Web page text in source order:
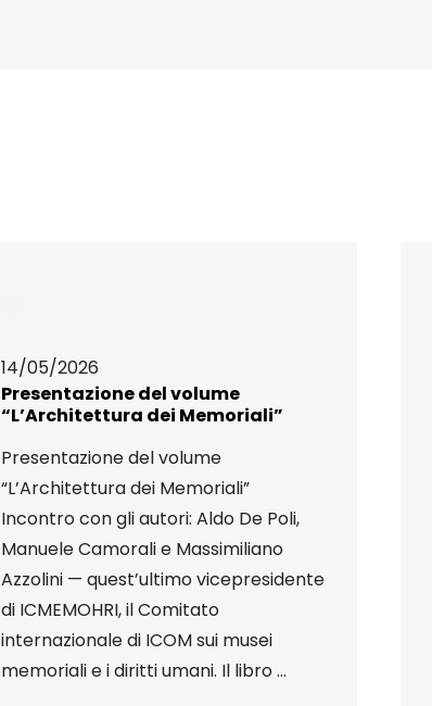
14/05/2026
Presentazione del volume
“L’Architettura dei Memoriali”
Presentazione del volume
“L’Architettura dei Memoriali”
Incontro con gli autori: Aldo De Poli,
Manuele Camorali e Massimiliano
Azzolini — quest’ultimo vicepresidente
di ICMEMOHRI, il Comitato
internazionale di ICOM sui musei
memoriali e i diritti umani. Il libro ...